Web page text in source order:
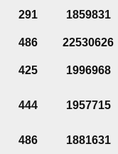
291 1859831
486
22530626
425 1996968
444 1957715
486 1881631